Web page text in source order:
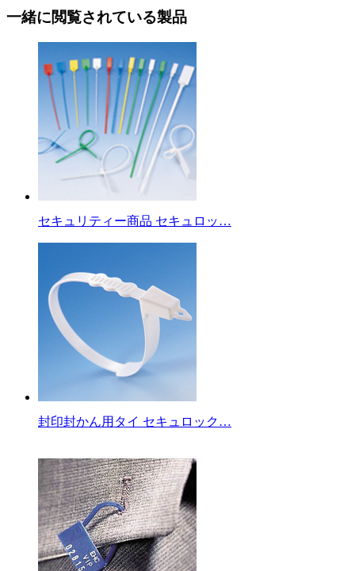
一緒に閲覧されている製品
セキュリティー商品 セキュロッ…
封印封かん用タイ セキュロック…